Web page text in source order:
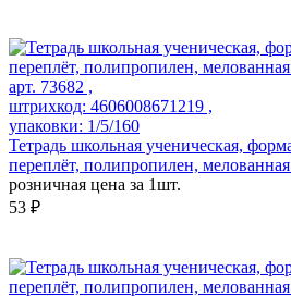
арт. 73682 ,
штрихкод: 4606008671219 ,
упаковки: 1/5/160
Тетрадь школьная ученическая,
переплёт, полипропилен, мелованная
розничная цена за 1шт.
53 ₽